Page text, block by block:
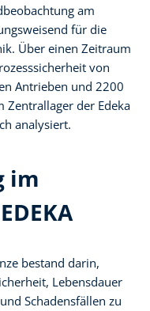
am
für die
Über einen Zeitraum
von
Antrieben und 2200
Zentrallager der Edeka
analysiert.
im
bestand darin,
Lebensdauer
Schadensfällen zu